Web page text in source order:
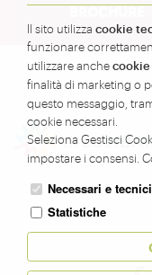
Il sito utilizza cookie
funzionare
utilizzare anche
finalità di marketing o
questo messaggio,
cookie necessari.
Seleziona Gestisci
impostare i consensi.
Necessari e tecnici
Statistiche
BROCHURE